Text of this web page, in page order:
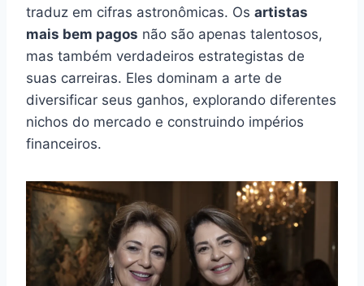
traduz em cifras astronômicas. Os artistas
mais bem pagos não são apenas talentosos,
mas também verdadeiros estrategistas de
suas carreiras. Eles dominam a arte de
diversificar seus ganhos, explorando diferentes
nichos do mercado e construindo impérios
financeiros.